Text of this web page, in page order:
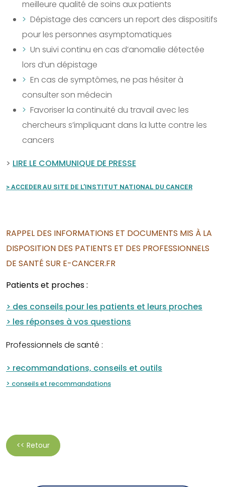
meilleure qualité de soins aux patients
Dépistage des cancers un report des dispositifs
pour les personnes asymptomatiques
Un suivi continu en cas d’anomalie détectée
lors d’un dépistage
En cas de symptômes, ne pas hésiter à
consulter son médecin
Favoriser la continuité du travail avec les
chercheurs s’impliquant dans la lutte contre les
cancers
> LIRE LE COMMUNIQUE DE PRESSE
> ACCEDER AU SITE DE L’INSTITUT NATIONAL DU CANCER
RAPPEL DES INFORMATIONS ET DOCUMENTS MIS À LA
DISPOSITION DES PATIENTS ET DES PROFESSIONNELS
DE SANTÉ SUR E-CANCER.FR
Patients et proches :
> des conseils pour les patients et leurs proches
> les réponses à vos questions
Professionnels de santé :
> recommandations, conseils et outils
> conseils et recommandations
<< Retour